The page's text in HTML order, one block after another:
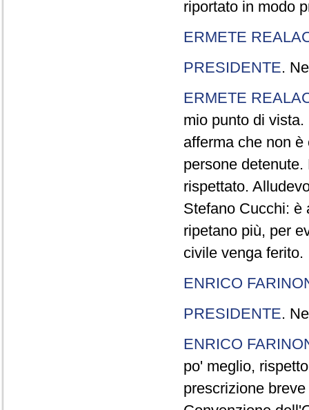
riportato in modo
ERMETE
PRESIDENTE.
ERMETE
mio punto di
afferma che non
persone
rispettato.
Stefano Cucchi: è
ripetano più, per
civile venga ferito.
ENRICO
PRESIDENTE.
ENRICO
po' meglio,
prescrizione